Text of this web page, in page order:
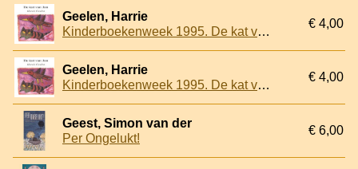
Geelen, Harrie
Kinderboekenweek 1995. De kat van Jan
€ 4,00
Geelen, Harrie
Kinderboekenweek 1995. De kat van Jan
€ 4,00
Geest, Simon van der
Per Ongelukt!
€ 6,00